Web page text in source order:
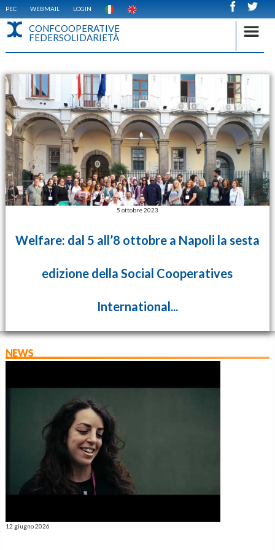
PEC WEBMAIL LOGIN
CONFCOOPERATIVE
FEDERSOLIDARIETÀ
5 ottobre 2023
Welfare: dal 5 all’8 ottobre a Napoli la sesta
edizione della Social Cooperatives
International...
NEWS
12 giugno 2026